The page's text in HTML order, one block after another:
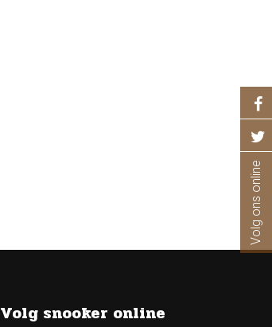
Volg ons online
Volg snooker online